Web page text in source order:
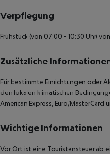
Verpflegung
Frühstück (von 07:00 - 10:30 Uhr)
Zusätzliche
Für bestimmte Einrichtungen oder
den lokalen klimatischen
American Express, Euro/MasterCard
Wichtige Informationen
Vor Ort ist eine Touristensteuer ab